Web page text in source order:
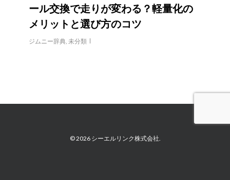
ール交換で走りが変わる？軽量化の
メリットと選び方のコツ
ジムニー辞典 ,未分類
© 2026 シーエルリンク株式会社.